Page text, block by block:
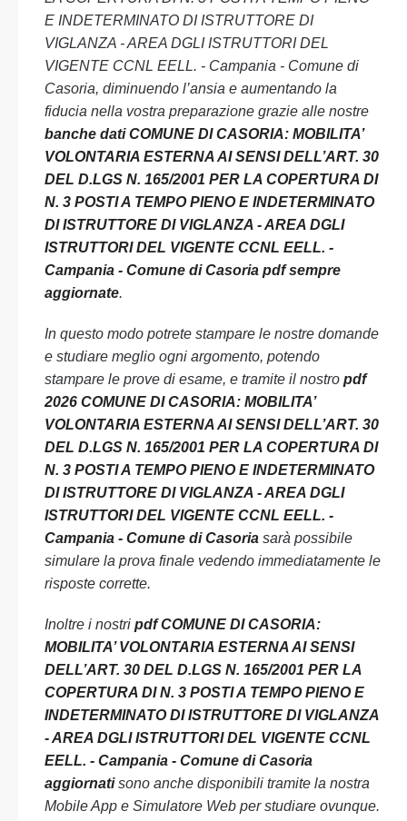
E INDETERMINATO DI ISTRUTTORE DI
VIGLANZA - AREA DGLI ISTRUTTORI DEL
VIGENTE CCNL EELL. - Campania - Comune di
Casoria, diminuendo l’ansia e aumentando la
fiducia nella vostra preparazione grazie alle nostre
banche dati COMUNE DI CASORIA: MOBILITA’
VOLONTARIA ESTERNA AI SENSI DELL’ART. 30
DEL D.LGS N. 165/2001 PER LA COPERTURA DI
N. 3 POSTI A TEMPO PIENO E INDETERMINATO
DI ISTRUTTORE DI VIGLANZA - AREA DGLI
ISTRUTTORI DEL VIGENTE CCNL EELL. -
Campania - Comune di Casoria pdf sempre
aggiornate.
In questo modo potrete stampare le nostre domande
e studiare meglio ogni argomento, potendo
stampare le prove di esame, e tramite il nostro pdf
2026 COMUNE DI CASORIA: MOBILITA’
VOLONTARIA ESTERNA AI SENSI DELL’ART. 30
DEL D.LGS N. 165/2001 PER LA COPERTURA DI
N. 3 POSTI A TEMPO PIENO E INDETERMINATO
DI ISTRUTTORE DI VIGLANZA - AREA DGLI
ISTRUTTORI DEL VIGENTE CCNL EELL. -
Campania - Comune di Casoria sarà possibile
simulare la prova finale vedendo immediatamente le
risposte corrette.
Inoltre i nostri pdf COMUNE DI CASORIA:
MOBILITA’ VOLONTARIA ESTERNA AI SENSI
DELL’ART. 30 DEL D.LGS N. 165/2001 PER LA
COPERTURA DI N. 3 POSTI A TEMPO PIENO E
INDETERMINATO DI ISTRUTTORE DI VIGLANZA
- AREA DGLI ISTRUTTORI DEL VIGENTE CCNL
EELL. - Campania - Comune di Casoria
aggiornatisono anche disponibili tramite la nostra
Mobile App e Simulatore Web per studiare ovunque.